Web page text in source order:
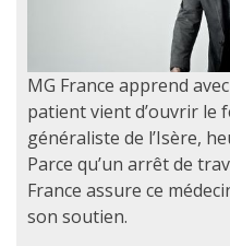
MG France apprend
patient vient d’ouvrir le
généraliste de l’Isère,
Parce qu’un arrêt de
France assure ce
son soutien.